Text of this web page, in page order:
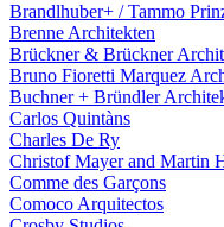
Brandlhuber+ / Tammo
Brenne Architekten
Brückner & Brückner
Bruno Fioretti Marquez
Buchner + Bründler
Carlos Quintàns
Charles De Ry
Christof Mayer and Martin
Comme des Garçons
Comoco Arquitectos